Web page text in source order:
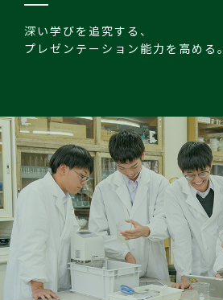
深い学びを追究する、
プレゼンテーション能力を高める。